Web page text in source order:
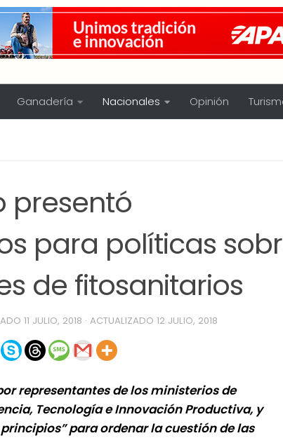
Ganadería Nacionales Opinión
presentó
para políticas
de fitosanitarios
11 JULIO, 2018 · ACTUALIZADO 12 JULIO, 2018
representantes de los ministerios de
Tecnología e Innovación Productiva, y
para ordenar la cuestión de las